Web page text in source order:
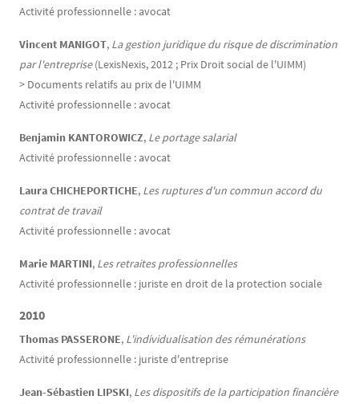
Activité professionnelle : avocat
Vincent MANIGOT, La gestion juridique du risque de discrimination
par l'entreprise(LexisNexis, 2012 ; Prix Droit social de l'UIMM)
> Documents relatifs au prix de l'UIMM
Activité professionnelle : avocat
Benjamin KANTOROWICZ, Le portage salarial
Activité professionnelle : avocat
Laura CHICHEPORTICHE, Les ruptures d'un commun accord du
contrat de travail
Activité professionnelle : avocat
Marie MARTINI, Les retraites professionnelles
Activité professionnelle : juriste en droit de la protection sociale
2010
Thomas PASSERONE, L'individualisation des rémunérations
Activité professionnelle : juriste d'entreprise
Jean-Sébastien LIPSKI, Les dispositifs de la participation financière